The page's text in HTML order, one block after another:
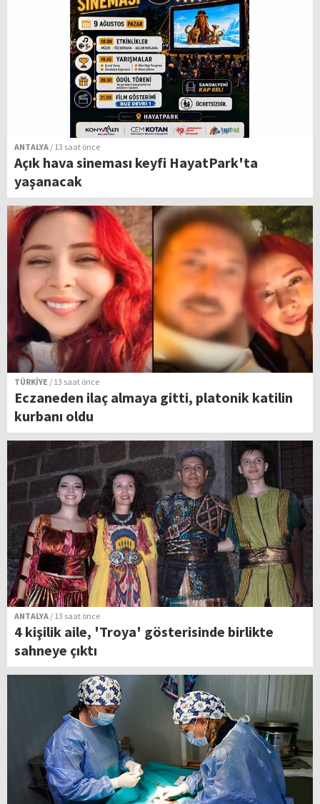
ANTALYA / 13 saat önce
Açık hava sineması keyfi HayatPark'ta
yaşanacak
TÜRKİYE / 13 saat önce
Eczaneden ilaç almaya gitti, platonik katilin
kurbanı oldu
ANTALYA / 13 saat önce
4 kişilik aile, 'Troya' gösterisinde birlikte
sahneye çıktı